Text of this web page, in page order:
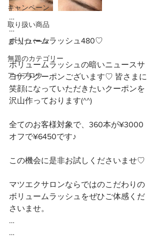
キャンペーン
取り扱い商品
まつげパーマ
無題のカテゴリー
アイブロウ
…
…
ボリュームラッシュ480♡
ボリュームラッシュの暗いニュースサ
ヨナラクーポンございます♡ 皆さまに
笑顔になっていただきたいクーポンを
沢山作っております(^^)
全てのお客様対象で、360本が¥3000
オフで¥6450です♪
この機会に是非お試しくださいませ♡
マツエクサロンならではのこだわりの
ボリュームラッシュをぜひご体感くだ
さいませ。
…
…